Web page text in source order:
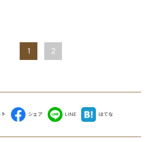
1 2
シェア LINE はてな